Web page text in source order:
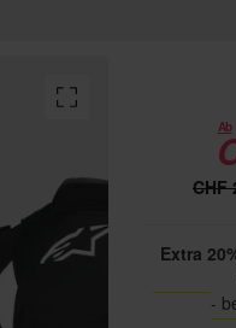
Ab
CHF
Extra
-